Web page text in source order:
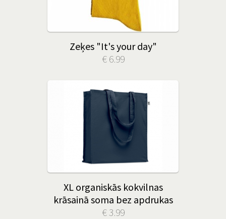
Zeķes "It's your day"
€ 6.99
XL organiskās kokvilnas
krāsainā soma bez apdrukas
€ 3.99